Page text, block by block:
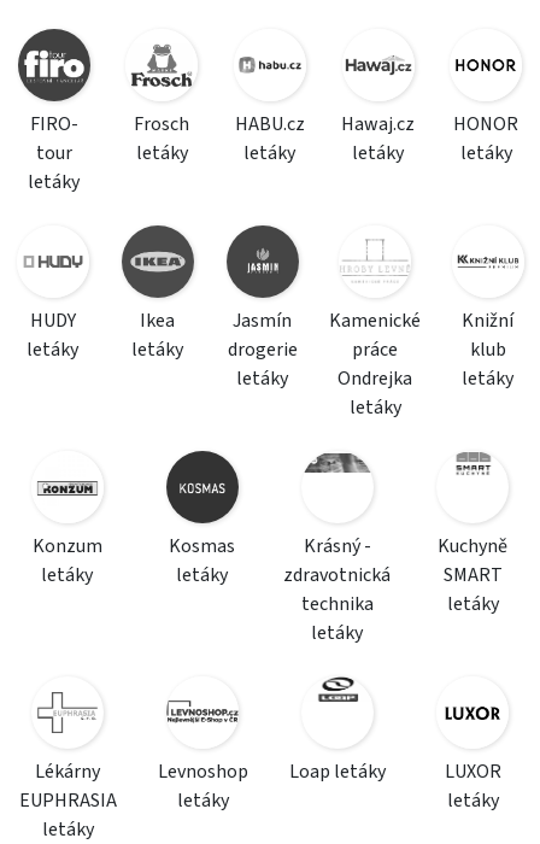
FIRO-
tour
letáky
Frosch
letáky
HABU.cz
letáky
Hawaj.cz
letáky
HONOR
letáky
HUDY
letáky
Ikea
letáky
Jasmín
drogerie
letáky
Kamenické
práce
Ondrejka
letáky
Knižní
klub
letáky
Konzum
letáky
Kosmas
letáky
Krásný -
zdravotnická
technika
letáky
Kuchyně
SMART
letáky
Lékárny
EUPHRASIA
letáky
Levnoshop
letáky
Loap letáky
LUXOR
letáky